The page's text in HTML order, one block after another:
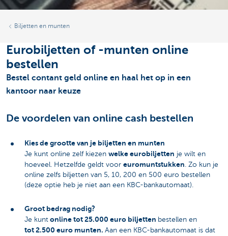
Biljetten en munten
Eurobiljetten of -munten online
bestellen
Bestel contant geld online en haal het op in een
kantoor naar keuze
De voordelen van online cash bestellen
Kies de grootte van je biljetten en munten
Je kunt online zelf kiezen welke eurobiljetten je wilt en
hoeveel. Hetzelfde geldt voor euromuntstukken . Zo kun je
online zelfs biljetten van 5, 10, 200 en 500 euro bestellen
(deze optie heb je niet aan een KBC-bankautomaat).
Groot bedrag nodig?
Je kunt online tot 25.000 euro biljetten bestellen en
tot 2.500 euro munten. Aan een KBC-bankautomaat is dat